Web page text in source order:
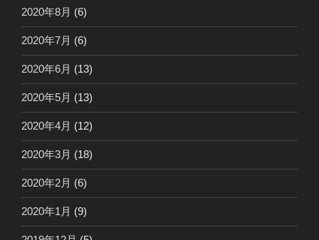
2020年8月 (6)
2020年7月 (6)
2020年6月 (13)
2020年5月 (13)
2020年4月 (12)
2020年3月 (18)
2020年2月 (6)
2020年1月 (9)